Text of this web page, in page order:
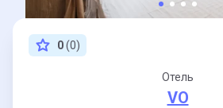
0(0)
Отель
VO